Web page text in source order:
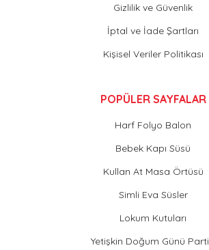
Gizlilik ve Güvenlik
İptal ve İade Şartları
Kişisel Veriler Politikası
POPÜLER SAYFALAR
Harf Folyo Balon
Bebek Kapı Süsü
Kullan At Masa Örtüsü
Simli Eva Süsler
Lokum Kutuları
Yetişkin Doğum Günü